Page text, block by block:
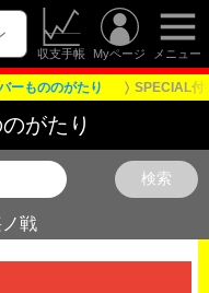
収支手帳 Myページ メニュー
ーもののがたり SPECIAL付
がたり
戦